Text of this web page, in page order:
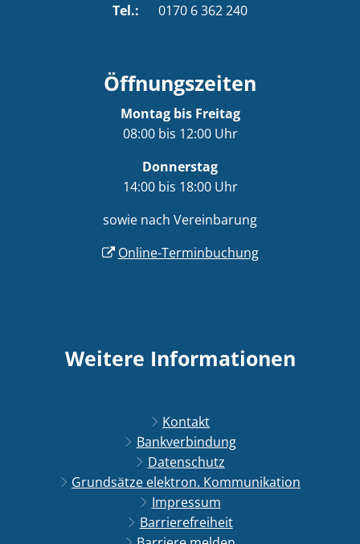
Tel.: 0170 6 362 240
Öffnungszeiten
Montag bis Freitag
08:00 bis 12:00 Uhr
Donnerstag
14:00 bis 18:00 Uhr
sowie nach Vereinbarung
Online-Terminbuchung
Weitere Informationen
Kontakt
Bankverbindung
Datenschutz
Grundsätze elektron. Kommunikation
Impressum
Barrierefreiheit